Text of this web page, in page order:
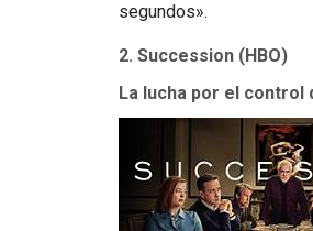
segundos».
2. Succession (HBO)
La lucha por el control